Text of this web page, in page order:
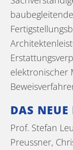
elektronischer
DAS NEUE
Prof. Stefan
Preussner,